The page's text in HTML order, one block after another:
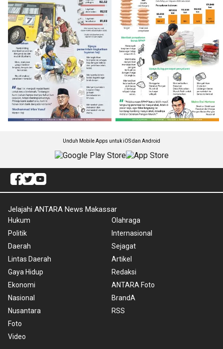
Unduh Mobile Apps untuk iOS dan Android
Jelajahi ANTARA News Makassar
Hukum
Politik
Daerah
Lintas Daerah
Gaya Hidup
Ekonomi
Nasional
Nusantara
Foto
Video
Olahraga
Internasional
Sejagat
Artikel
Redaksi
ANTARA Foto
BrandA
RSS